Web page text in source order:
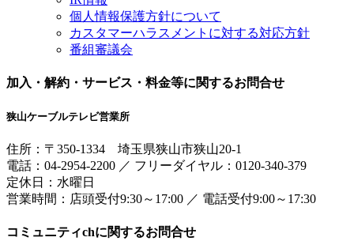
個人情報保護方針について
カスタマーハラスメントに対する対応方針
番組審議会
加入・解約・サービス・料金等に関するお問合せ
狭山ケーブルテレビ営業所
住所： 〒350-1334 埼玉県狭山市狭山20-1
電話： 04-2954-2200 ／ フリーダイヤル：0120-340-379
定休日：水曜日
営業時間： 店頭受付9:30～17:00 ／ 電話受付9:00～17:30
コミュニティchに関するお問合せ